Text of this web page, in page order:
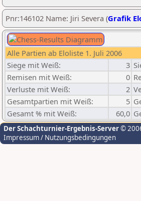
Pnr:146102 Name: Jiri Severa (Grafik
Alle Partien ab Eloliste 1. Juli 2006
Siege mit Weiß:
3
Remisen mit Weiß:
0
Verluste mit Weiß:
2
Gesamtpartien mit Weiß:
5
Gesamt % mit Weiß:
60,0
Der Schachturnier-Ergebnis-Server©
Impressum / Nutzungsbedingungen